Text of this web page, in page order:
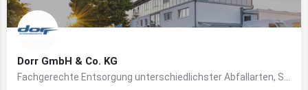
Dorr GmbH & Co. KG